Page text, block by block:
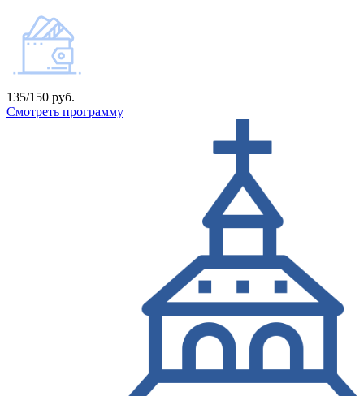
135/150 руб.
Смотреть программу